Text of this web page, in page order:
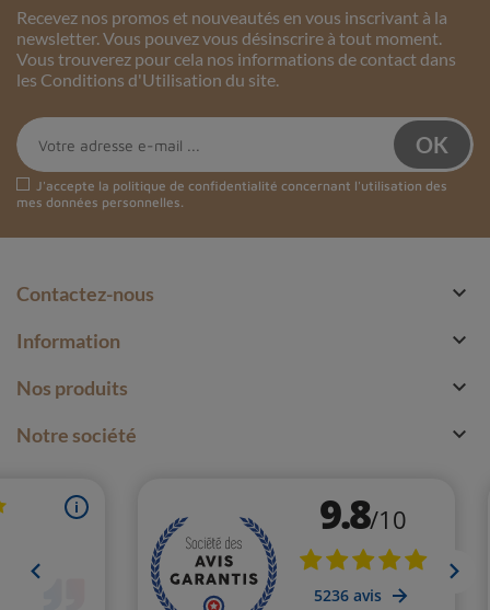
Recevez nos promos et nouveautés en vous inscrivant à la
newsletter. Vous pouvez vous désinscrire à tout moment.
Vous trouverez pour cela nos informations de contact dans
les Conditions d'Utilisation du site.
J'accepte la politique de confidentialité concernant l'utilisation des
mes données personnelles.
Contactez-nous 
Information 
Nos produits 
Notre société 